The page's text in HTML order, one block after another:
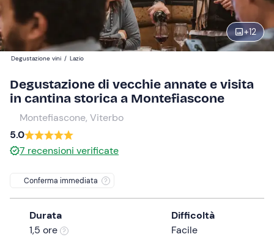
+12
to
interact
with
the
calendar
and
select
date.
Press
the
mark
key
Partecipanti
40 €
1
Degustazione vini / Lazio
Degustazione di vecchie annate e visita
in cantina storica a Montefiascone
Montefiascone, Viterbo
5.0
7 recensioni verificate
Conferma immediata
Durata
1,5 ore
Difficoltà
Facile